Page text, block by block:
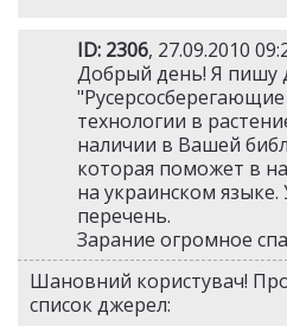
ID: 2306, 27.09.2010
Добрый день! Я пишу
технологии в
наличии в Вашей
которая поможет в
на украинском
перечень.
Зарание огромное
Шановний користувач!
список джерел: